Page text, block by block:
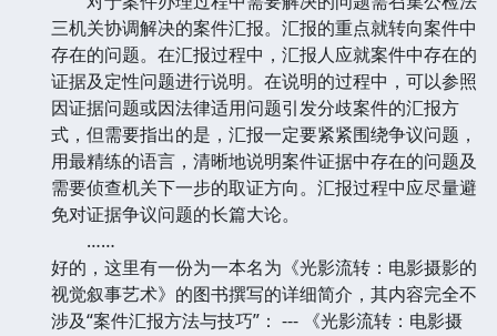
三机关协调解决的案件汇报。汇报的重点就转向案件中
存在的问题。在汇报过程中，汇报人应就案件中存在的
证据及定性问题进行说明。在说明的过程中，可以参照
因证据问题或因法律适用问题引发分歧案件的汇报方
式，但需要指出的是，汇报一定要紧紧围绕争议问题，
用最精练的语言，清晰地说明案件证据中存在的问题及
需要侦查机关下一步的取证方向。汇报过程中应尽量避
免对证据争议问题的长篇大论。
……
好的，这里有一份为一本名为《光影流转：电影摄影的
视觉叙事艺术》的图书撰写的详细简介，其内容完全不
涉及“案件汇报方法与技巧”： --- 《光影流转：电影摄